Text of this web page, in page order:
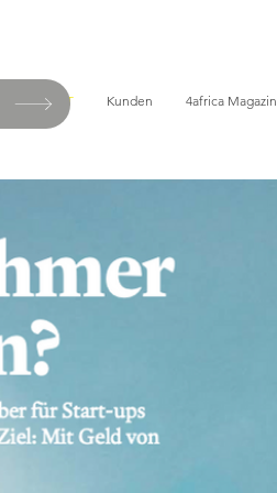
START Kunden 4africa Magazin